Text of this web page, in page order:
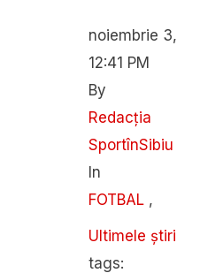
noiembrie 3,
12:41 PM
By
Redacția
SportînSibiu
In
FOTBAL ,
Ultimele știri
tags: